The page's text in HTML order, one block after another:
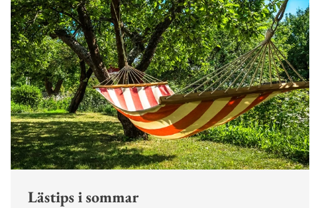
Lästips i sommar